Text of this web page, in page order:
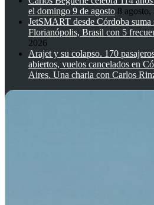
el domingo 9 de agosto 8 agosto,
JetSMART desde Córdoba
Florianópolis, Brasil con 5
2026
Arajet y su colapso. 170
abiertos, vuelos cancelados en
Aires. Una charla con Carlos